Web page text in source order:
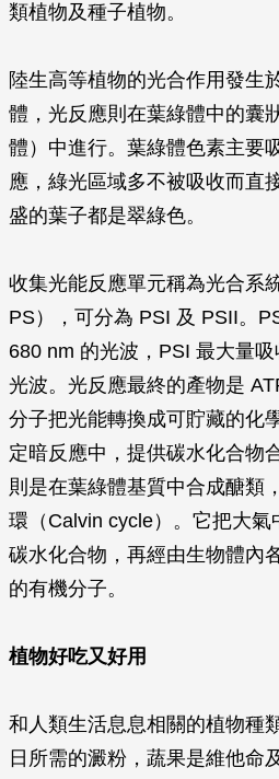
類植物及種子植物。
陸生高等植物的光合作用發生
體，光反應則在葉綠體中的囊
體）中進行。葉綠體色素主要
應，綠光區域多不被吸收而直
盛的葉子都是翠綠色。
收集光能反應單元稱為光合系
PS），可分為 PSI 及 PSII。
680 nm 的光波，PSI 最大量
光波。光反應最終的產物是
分子把光能轉換成可貯藏的化
定暗反應中，提供碳水化合物
則是在葉綠體基質中合成醣類
環（Calvin cycle）。它把大
碳水化合物，再經由生物體內
的有機分子。
植物好吃又好用
和人類生活息息相關的植物種
日所需的澱粉，蔬果是維他命